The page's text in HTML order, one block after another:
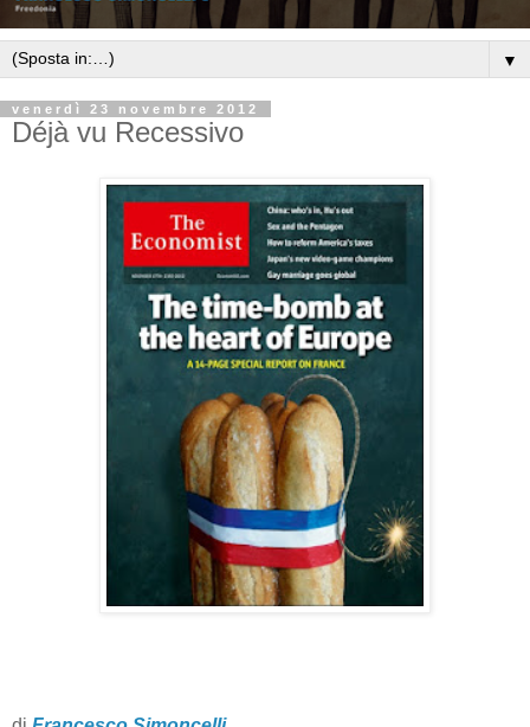
▼
venerdì 23 novembre 2012
Déjà vu Recessivo